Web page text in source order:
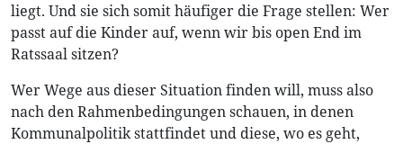
liegt. Und sie sich somit häufiger die Frage stellen: Wer
passt auf die Kinder auf, wenn wir bis open End im
Ratssaal sitzen?
Wer Wege aus dieser Situation finden will, muss also
nach den Rahmenbedingungen schauen, in denen
Kommunalpolitik stattfindet und diese, wo es geht,